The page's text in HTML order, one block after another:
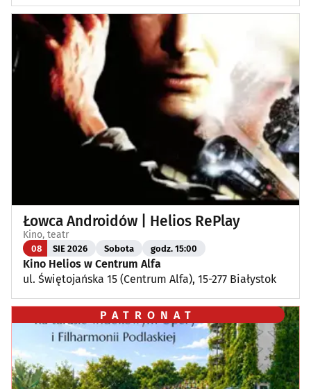
Łowca Androidów | Helios RePlay
Kino, teatr
08 SIE 2026 Sobota godz. 15:00
Kino Helios w Centrum Alfa
ul. Świętojańska 15 (Centrum Alfa), 15-277 Białystok
PATRONAT